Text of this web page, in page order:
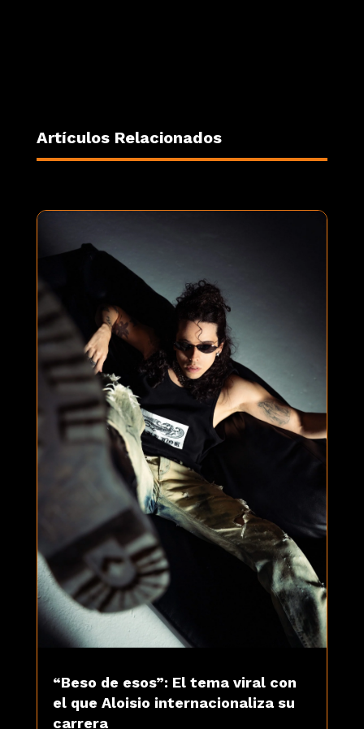
Artículos Relacionados
“Beso de esos”: El tema viral con
el que Aloisio internacionaliza su
carrera